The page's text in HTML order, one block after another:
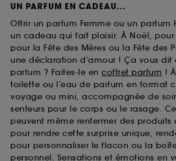
UN PARFUM EN CADEAU...
Offrir un parfum Femme ou un parfum
un cadeau qui fait plaisir. À Noël, pour
pour la Fête des Mères ou la Fête des
une déclaration d’amour ! Ça vous
parfum ? Faites-le en coffret parfum !
toilette ou l’eau de parfum en format
voyage ou mini, accompagnée de
senteurs pour le corps ou le rasage.
peuvent même renfermer des produits
pour rendre cette surprise unique,
pour personnaliser le flacon ou la
personnel. Sensations et émotions en